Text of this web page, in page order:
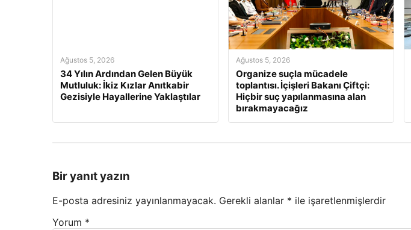
Ağustos 5, 2026
34 Yılın Ardından Gelen Büyük
Mutluluk: İkiz Kızlar Anıtkabir
Gezisiyle Hayallerine Yaklaştılar
Ağustos 5, 2026
Organize suçla mücadele
toplantısı. İçişleri Bakanı Çiftçi:
Hiçbir suç yapılanmasına alan
bırakmayacağız
Bir yanıt yazın
E-posta adresiniz yayınlanmayacak. Gerekli alanlar * ile işaretlenmişlerdir
Yorum *